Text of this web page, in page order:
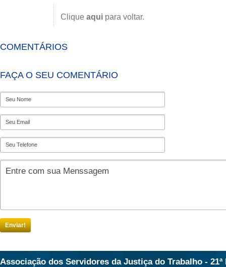
Clique aqui para voltar.
COMENTÁRIOS
FAÇA O SEU COMENTÁRIO
Enviar!
Associação dos Servidores da Justiça do Trabalho - 21ª